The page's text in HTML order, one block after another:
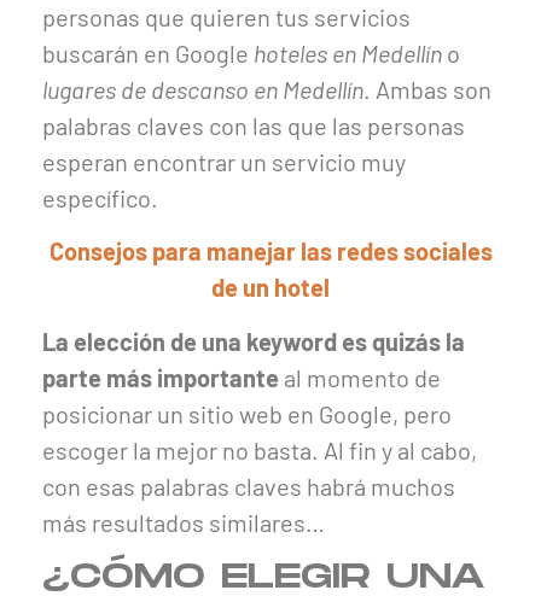
personas que quieren tus servicios
buscarán en Google hoteles en Medellín o
lugares de descanso en Medellín. Ambas son
palabras claves con las que las personas
esperan encontrar un servicio muy
específico.
Consejos para manejar las redes sociales
de un hotel
La elección de una keyword es quizás la
parte más importante al momento de
posicionar un sitio web en Google, pero
escoger la mejor no basta. Al fin y al cabo,
con esas palabras claves habrá muchos
más resultados similares…
¿CÓMO ELEGIR UNA